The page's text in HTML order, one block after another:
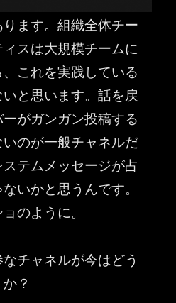
ます。組織全体チー
スは大規模チームに
これを実践している
と思います。話を戻
がガンガン投稿する
のが一般チャネルだ
テムメッセージが占
いかと思うんです。
のように。
チャネルが今はどう
？